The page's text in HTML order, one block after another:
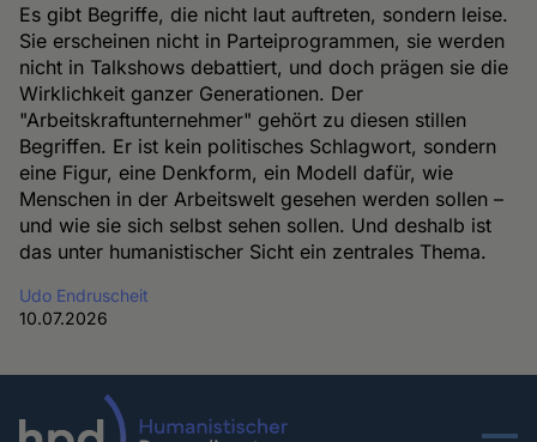
Es gibt Begriffe, die nicht laut auftreten, sondern leise.
Sie erscheinen nicht in Parteiprogrammen, sie werden
nicht in Talkshows debattiert, und doch prägen sie die
Wirklichkeit ganzer Generationen. Der
"Arbeitskraftunternehmer" gehört zu diesen stillen
Begriffen. Er ist kein politisches Schlagwort, sondern
eine Figur, eine Denkform, ein Modell dafür, wie
Menschen in der Arbeitswelt gesehen werden sollen –
und wie sie sich selbst sehen sollen. Und deshalb ist
das unter humanistischer Sicht ein zentrales Thema.
Udo Endruscheit
10.07.2026